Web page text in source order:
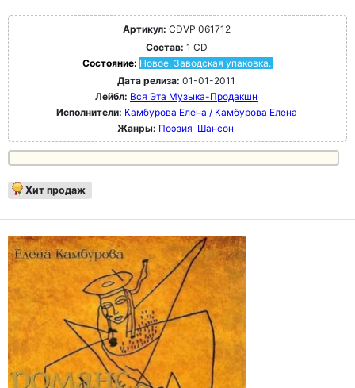
Артикул: CDVP 061712
Состав: 1 CD
Состояние: Новое. Заводская упаковка.
Дата релиза: 01-01-2011
Лейбл: Вся Эта Музыка-Продакшн
Исполнители: Камбурова Елена / Камбурова Елена
Жанры: Поэзия Шансон
Хит продаж